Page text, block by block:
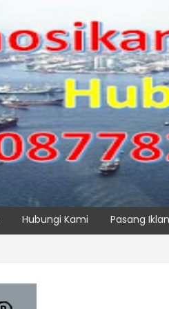
Hubungi Kami Pasang Iklan